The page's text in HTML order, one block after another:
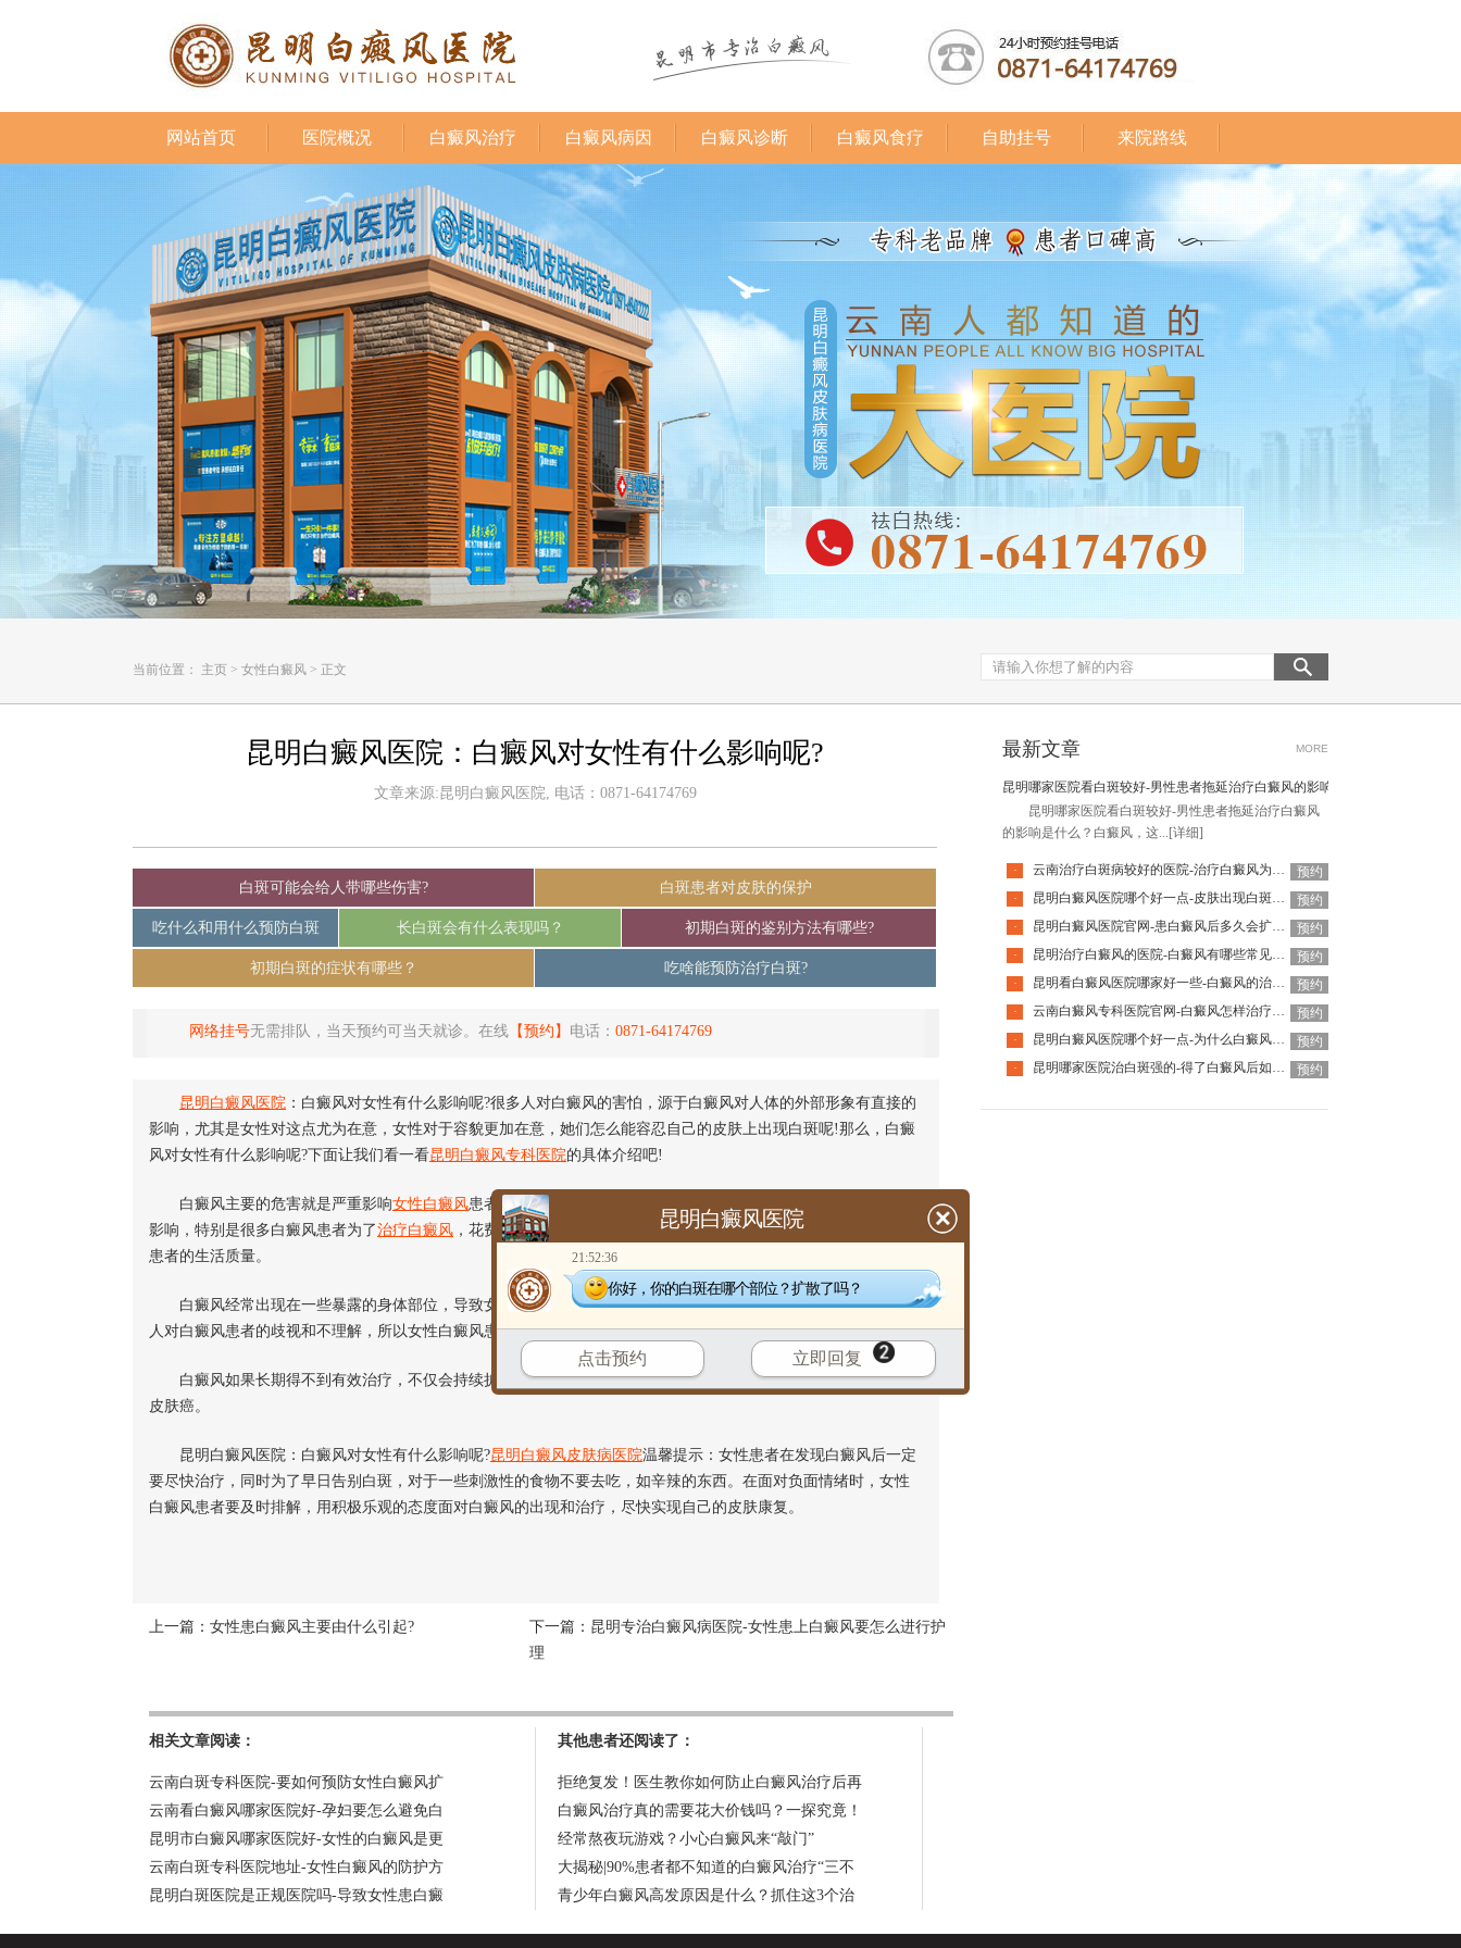
网站首页 医院概况 白癜风治疗 白癜风病因 白癜风诊断 白癜风食疗 自助挂号 来院路线
当前位置： 主页 > 女性白癜风 > 正文
昆明白癜风医院：白癜风对女性有什么影响呢?
文章来源:昆明白癜风医院, 电话：0871-64174769
白斑可能会给人带哪些伤害? 白斑患者对皮肤的保护
吃什么和用什么预防白斑 长白斑会有什么表现吗？ 初期白斑的鉴别方法有哪些?
初期白斑的症状有哪些？ 吃啥能预防治疗白斑?
网络挂号无需排队，当天预约可当天就诊。在线 【预约】 电话： 0871-64174769
昆明白癜风医院 ：白癜风对女性有什么影响呢?很多人对白癜风的害怕，源于白癜风对人体的外部形象有直接的
影响，尤其是女性对这点尤为在意，女性对于容貌更加在意，她们怎么能容忍自己的皮肤上出现白斑呢!那么，白癜
风对女性有什么影响呢?下面让我们看一看昆明白癜风专科医院的具体介绍吧!
白癜风主要的危害就是严重影响女性白癜风患者的外在形象，导致
的生活工作和家庭都受到严重的
影响，特别是很多白癜风患者为了治疗白癜风 ，花费了大量的金钱，从而产生巨大的经济压力，严重影响了白癜风
患者的生活质量。
白癜风经常出现在一些暴露的身体部位，导致女性白癜风患者在面对这种疾病时有严重的自卑感，尤其是周围
人对白癜风患者的歧视和不理解，所以女性白癜风患者会产生严重的社交障碍，严重的影响到了患者的心理健康。
白癜风如果长期得不到有效治疗，不仅会持续扩散，还会引起严重的并发症，严重危害患者的健康，甚至导致
皮肤癌。
昆明白癜风医院：白癜风对女性有什么影响呢?昆明白癜风皮肤病医院温馨提示：女性患者在发现白癜风后一定
要尽快治疗，同时为了早日告别白斑，对于一些刺激性的食物不要去吃，如辛辣的东西。在面对负面情绪时，女性
白癜风患者要及时排解，用积极乐观的态度面对白癜风的出现和治疗，尽快实现自己的皮肤康复。
上一篇： 女性患白癜风主要由什么引起? 下一篇： 昆明专治白癜风病医院-女性患上白癜风要怎么进行护
理
相关文章阅读：
云南白斑专科医院-要如何预防女性白癜风扩
云南看白癜风哪家医院好-孕妇要怎么避免白
昆明市白癜风哪家医院好-女性的白癜风是更
云南白斑专科医院地址-女性白癜风的防护方
昆明白斑医院是正规医院吗-导致女性患白癜
其他患者还阅读了：
拒绝复发！医生教你如何防止白癜风治疗后再
白癜风治疗真的需要花大价钱吗？一探究竟！
经常熬夜玩游戏？小心白癜风来“敲门”
大揭秘|90%患者都不知道的白癜风治疗“三不
青少年白癜风高发原因是什么？抓住这3个治
最新文章 MORE
昆明哪家医院看白斑较好-男性患者拖延治疗白癜风的影响是什么
昆明哪家医院看白斑较好-男性患者拖延治疗白癜风
的影响是什么？白癜风，这... [详细]
· 云南治疗白斑病较好的医院-治疗白癜风为何如此难呢
预约
·
昆明白癜风医院哪个好一点-皮肤出现白斑会是白癜风吗
预约
·
昆明白癜风医院官网-患白癜风后多久会扩散呢
预约
·
昆明治疗白癜风的医院-白癜风有哪些常见谣言呢
预约
·
昆明看白癜风医院哪家好一些-白癜风的治疗要注意什么呢
预约
·
云南白癜风专科医院官网-白癜风怎样治疗才科学呢
预约
·
昆明白癜风医院哪个好一点-为什么白癜风治疗周期那么长呢
预约
·
昆明哪家医院治白斑强的-得了白癜风后如何调节心理问题呢 预约
昆明白癜风医院
21:52:36
你好，你的白斑在哪个部位？扩散了吗？
点击预约 立即回复